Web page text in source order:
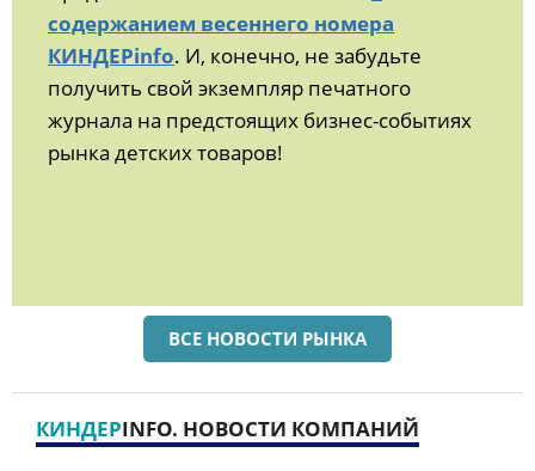
содержанием весеннего номера
КИНДЕРinfo. И, конечно, не забудьте
получить свой экземпляр печатного
журнала на предстоящих бизнес-событиях
рынка детских товаров!
ВСЕ НОВОСТИ РЫНКА
КИНДЕРINFO. НОВОСТИ КОМПАНИЙ